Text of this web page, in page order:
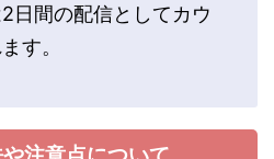
日間の配信としてカウ
す。